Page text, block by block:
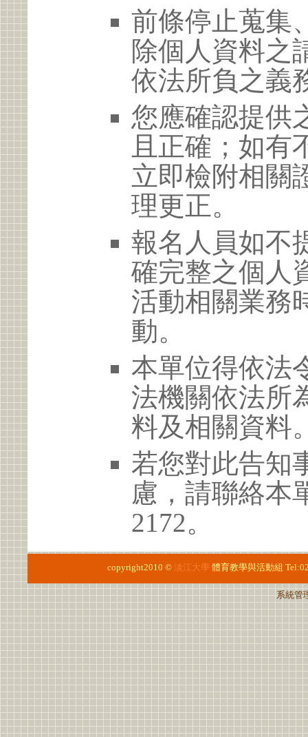
前條停止蒐集
除個人資料之
依法所負之義
您應確認提供
且正確；如有
立即檢附相關
理更正。
報名人員如不
確完整之個人
活動相關業務
動。
本單位得依法
法機關依法所
料及相關資料
若您對此告知
慮，請聯絡本
2172。
copyright2010 © 淡江大學 體育教學與活動組
系統管